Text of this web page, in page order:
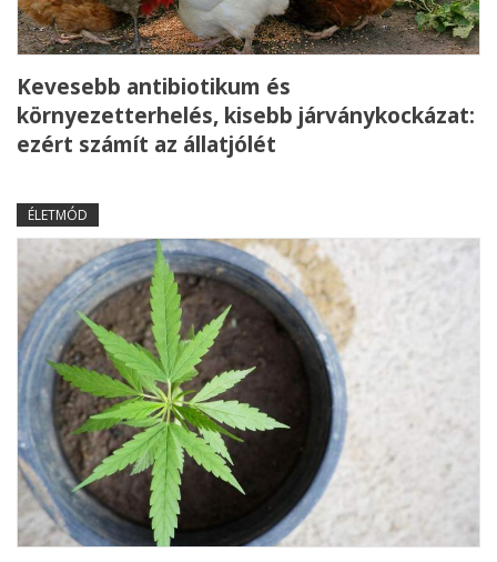
Kevesebb antibiotikum és
környezetterhelés, kisebb járványkockázat:
ezért számít az állatjólét
ÉLETMÓD